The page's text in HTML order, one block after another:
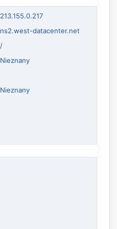
213.155.0.217
ns2.west-datacenter.net
/
Nieznany
Nieznany